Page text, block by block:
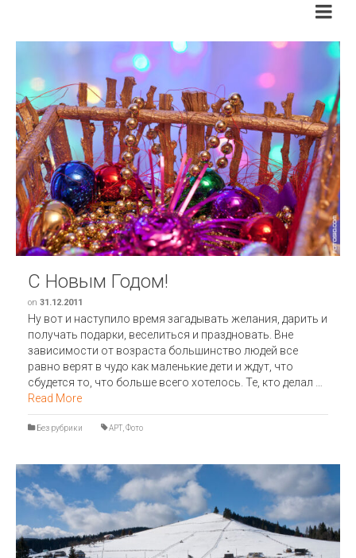
С Новым Годом!
on 31.12.2011
Ну вот и наступило время загадывать желания, дарить и
получать подарки, веселиться и праздновать. Вне
зависимости от возраста большинство людей все
равно верят в чудо как маленькие дети и ждут, что
сбудется то, что больше всего хотелось. Те, кто делал …
Read More
Без рубрики АРТ Фото